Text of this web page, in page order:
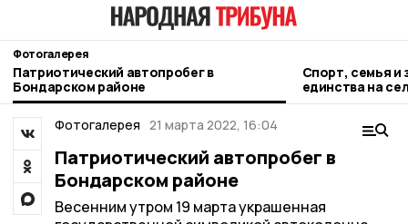
Фотогалерея
Патриотический автопробег в
Бондарском районе
Спорт, семья и
единства на
Фотогалерея 21 марта 2022, 16:04
Патриотический автопробег в
Бондарском районе
Весенним утром 19 марта украшенная